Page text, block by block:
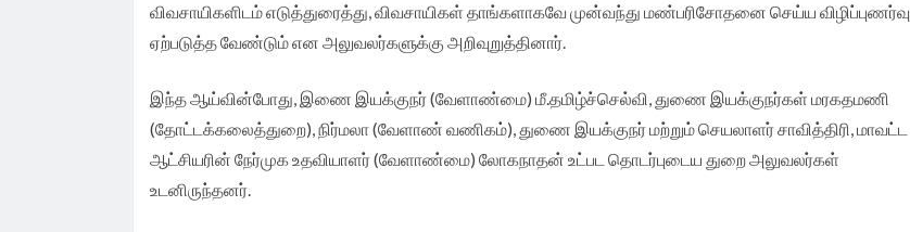
விவசாயிகளிடம் எடுத்துரைத்து, விவசாயிகள் தாங்களாகவே முன்வந்து மண்பரிசோதனை செய்ய விழிப்புணர்வு
ஏற்படுத்த வேண்டும் என அலுவலர்களுக்கு அறிவுறுத்தினார்.
இந்த ஆய்வின்போது, இணை இயக்குநர் (வேளாண்மை) மீ.தமிழ்ச்செல்வி, துணை இயக்குநர்கள் மரகதமணி
(தோட்டக்கலைத்துறை), நிர்மலா (வேளாண் வணிகம்), துணை இயக்குநர் மற்றும் செயலாளர் சாவித்திரி, மாவட்ட
ஆட்சியரின் நேர்முக உதவியாளர் (வேளாண்மை) லோகநாதன் உட்பட தொடர்புடைய துறை அலுவலர்கள்
உடனிருந்தனர்.